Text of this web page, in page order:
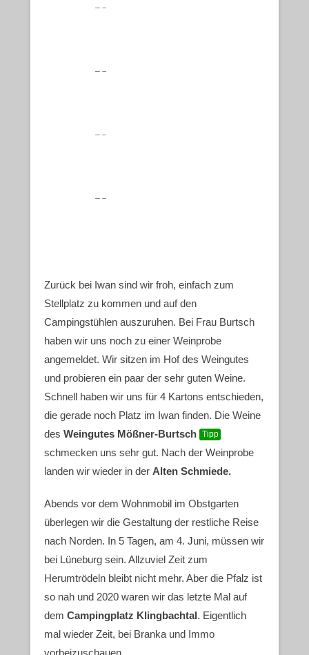
Zurück bei Iwan sind wir froh, einfach zum
Stellplatz zu kommen und auf den
Campingstühlen auszuruhen. Bei Frau Burtsch
haben wir uns noch zu einer Weinprobe
angemeldet. Wir sitzen im Hof des Weingutes
und probieren ein paar der sehr guten Weine.
Schnell haben wir uns für 4 Kartons entschieden,
die gerade noch Platz im Iwan finden. Die Weine
des Weingutes Mößner-Burtsch Tipp
schmecken uns sehr gut. Nach der Weinprobe
landen wir wieder in der Alten Schmiede.
Abends vor dem Wohnmobil im Obstgarten
überlegen wir die Gestaltung der restliche Reise
nach Norden. In 5 Tagen, am 4. Juni, müssen wir
bei Lüneburg sein. Allzuviel Zeit zum
Herumtrödeln bleibt nicht mehr. Aber die Pfalz ist
so nah und 2020 waren wir das letzte Mal auf
dem Campingplatz Klingbachtal. Eigentlich
mal wieder Zeit, bei Branka und Immo
vorbeizuschauen.